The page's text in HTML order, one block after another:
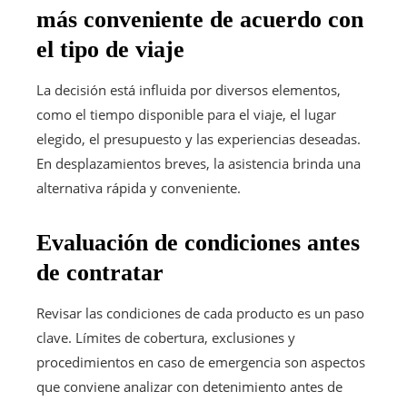
más conveniente de acuerdo con
el tipo de viaje
La decisión está influida por diversos elementos,
como el tiempo disponible para el viaje, el lugar
elegido, el presupuesto y las experiencias deseadas.
En desplazamientos breves, la asistencia brinda una
alternativa rápida y conveniente.
Evaluación de condiciones antes
de contratar
Revisar las condiciones de cada producto es un paso
clave. Límites de cobertura, exclusiones y
procedimientos en caso de emergencia son aspectos
que conviene analizar con detenimiento antes de